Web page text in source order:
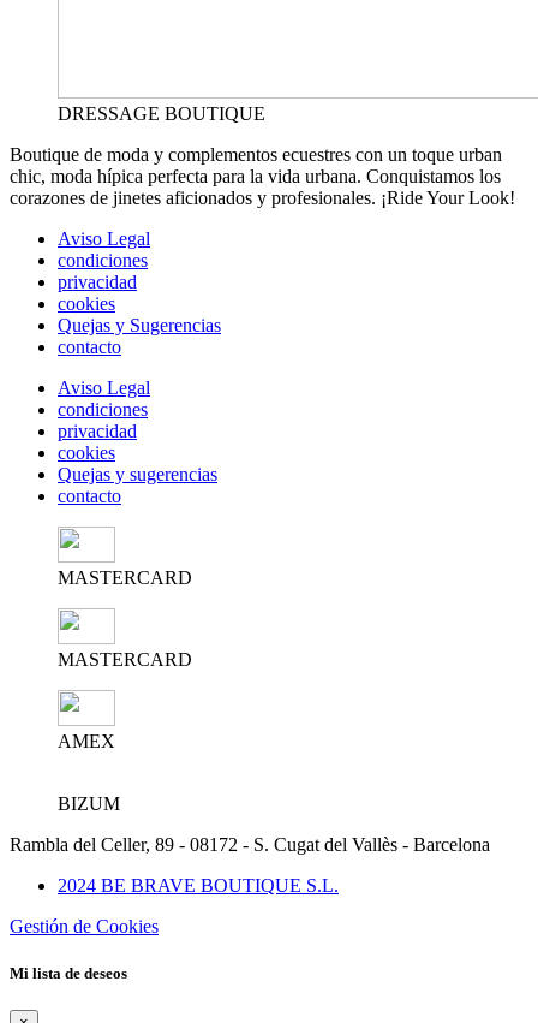
DRESSAGE BOUTIQUE
Boutique de moda y complementos ecuestres con un toque urban
chic, moda hípica perfecta para la vida urbana. Conquistamos los
corazones de jinetes aficionados y profesionales. ¡Ride Your Look!
Aviso Legal
condiciones
privacidad
cookies
Quejas y Sugerencias
contacto
Aviso Legal
condiciones
privacidad
cookies
Quejas y sugerencias
contacto
MASTERCARD
MASTERCARD
AMEX
BIZUM
Rambla del Celler, 89 - 08172 - S. Cugat del Vallès - Barcelona
2024 BE BRAVE BOUTIQUE S.L.
Gestión de Cookies
Mi lista de deseos